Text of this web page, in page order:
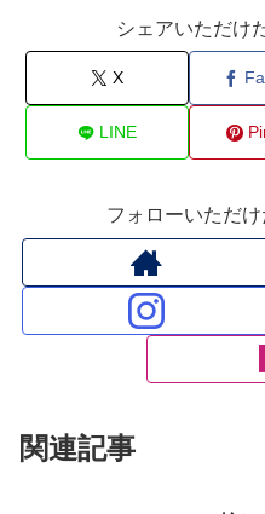
シェアいただけ
X
LINE
フォローいただけ
関連記事